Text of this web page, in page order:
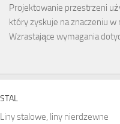
Projektowanie przestrzeni
który zyskuje na znaczeniu
Wzrastające wymagania
STAL
Liny stalowe, liny nierdzewne